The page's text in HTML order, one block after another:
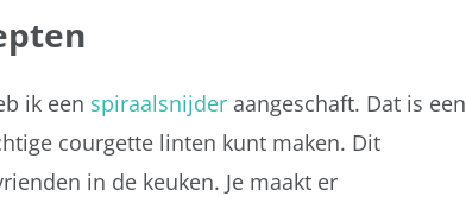
ik een spiraalsnijder aangeschaft. Dat is een
courgette linten kunt maken. Dit
in de keuken. Je maakt er